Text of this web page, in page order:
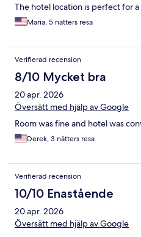
The hotel location is perfect for
Maria, 5 nätters resa
Verifierad recension
8/10 Mycket bra
20 apr. 2026
Översätt med hjälp av Google
Room was fine and hotel was
Derek, 3 nätters resa
Verifierad recension
10/10 Enastående
20 apr. 2026
Översätt med hjälp av Google